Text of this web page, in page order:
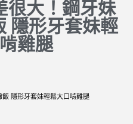
很大！鋼牙妹
隱形牙套妹輕
雞腿
飯 隱形牙套妹輕鬆大口啃雞腿